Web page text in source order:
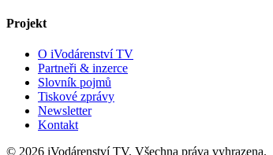
Projekt
O iVodárenství TV
Partneři & inzerce
Slovník pojmů
Tiskové zprávy
Newsletter
Kontakt
© 2026 iVodárenství TV. Všechna práva vyhrazena.